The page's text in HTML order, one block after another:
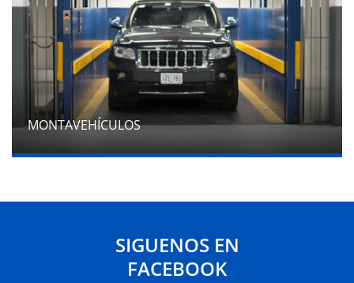
MONTAVEHÍCULOS
SIGUENOS EN
FACEBOOK